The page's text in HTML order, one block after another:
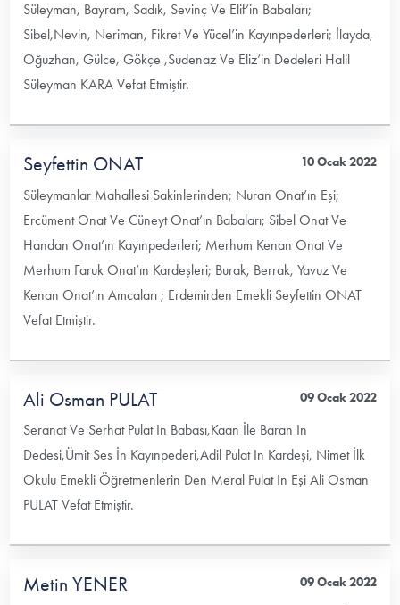
Süleyman, Bayram, Sadık, Sevinç Ve Elif’in Babaları;
Sibel,Nevin, Neriman, Fikret Ve Yücel’in Kayınpederleri; İlayda,
Oğuzhan, Gülce, Gökçe ,Sudenaz Ve Eliz’in Dedeleri Halil
Süleyman KARA Vefat Etmiştir.
Seyfettin ONAT 10 Ocak 2022
Süleymanlar Mahallesi Sakinlerinden; Nuran Onat’ın Eşi;
Ercüment Onat Ve Cüneyt Onat’ın Babaları; Sibel Onat Ve
Handan Onat’ın Kayınpederleri; Merhum Kenan Onat Ve
Merhum Faruk Onat’ın Kardeşleri; Burak, Berrak, Yavuz Ve
Kenan Onat’ın Amcaları ; Erdemirden Emekli Seyfettin ONAT
Vefat Etmiştir.
Ali Osman PULAT 09 Ocak 2022
Seranat Ve Serhat Pulat In Babası,Kaan İle Baran In
Dedesi,Ümit Ses İn Kayınpederi,Adil Pulat In Kardeşi, Nimet İlk
Okulu Emekli Öğretmenlerin Den Meral Pulat In Eşi Ali Osman
PULAT Vefat Etmiştir.
Metin YENER 09 Ocak 2022